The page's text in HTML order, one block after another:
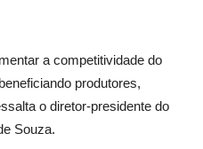
a competitividade do
produtores,
o diretor-presidente do
Souza.